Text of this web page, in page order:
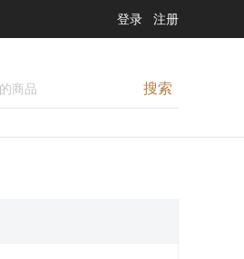
登录 注册
搜索